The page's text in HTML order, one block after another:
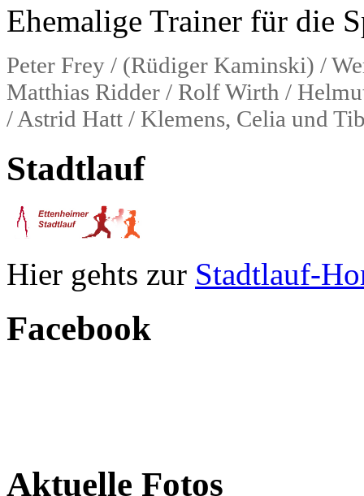
Ehemalige Trainer für die
Peter Frey / (Rüdiger Kaminski) /
Matthias Ridder / Rolf Wirth /
/ Astrid Hatt / Klemens, Celia und
Stadtlauf
Hier gehts zur Stadtlauf-
Facebook
Aktuelle Fotos